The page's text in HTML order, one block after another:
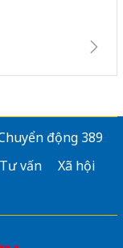
động 389
Tư vấn
Xã hội